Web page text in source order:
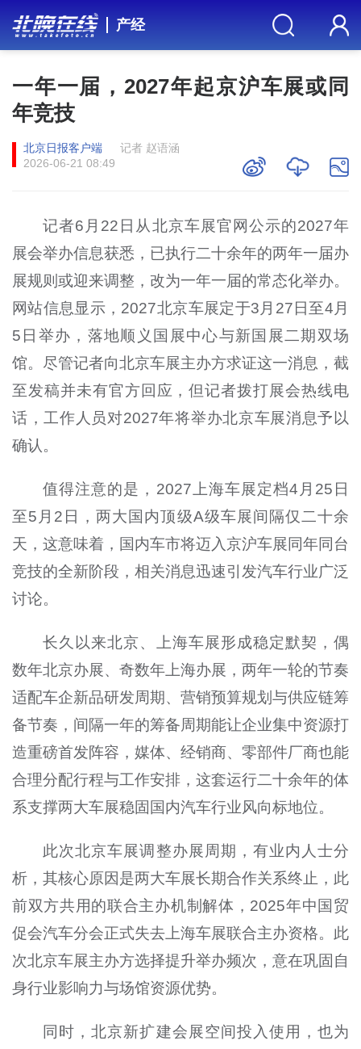
产经
一年一届，2027年起京沪车展或同
年竞技
北京日报客户端
记者 赵语涵
2026-06-21 08:49
记者6月22日从北京车展官网公示的2027年
展会举办信息获悉，已执行二十余年的两年一届办
展规则或迎来调整，改为一年一届的常态化举办。
网站信息显示，2027北京车展定于3月27日至4月
5日举办，落地顺义国展中心与新国展二期双场
馆。尽管记者向北京车展主办方求证这一消息，截
至发稿并未有官方回应，但记者拨打展会热线电
话，工作人员对2027年将举办北京车展消息予以
确认。
值得注意的是，2027上海车展定档4月25日
至5月2日，两大国内顶级A级车展间隔仅二十余
天，这意味着，国内车市将迈入京沪车展同年同台
竞技的全新阶段，相关消息迅速引发汽车行业广泛
讨论。
长久以来北京、上海车展形成稳定默契，偶
数年北京办展、奇数年上海办展，两年一轮的节奏
适配车企新品研发周期、营销预算规划与供应链筹
备节奏，间隔一年的筹备周期能让企业集中资源打
造重磅首发阵容，媒体、经销商、零部件厂商也能
合理分配行程与工作安排，这套运行二十余年的体
系支撑两大车展稳固国内汽车行业风向标地位。
此次北京车展调整办展周期，有业内人士分
析，其核心原因是两大车展长期合作关系终止，此
前双方共用的联合主办机制解体，2025年中国贸
促会汽车分会正式失去上海车展联合主办资格。此
次北京车展主办方选择提升举办频次，意在巩固自
身行业影响力与场馆资源优势。
同时，北京新扩建会展空间投入使用，也为